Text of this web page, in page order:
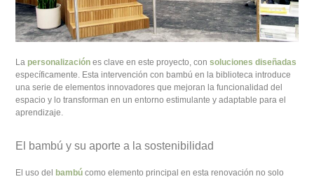
La personalización es clave en este proyecto, consoluciones diseñadas
específicamente. Esta intervención con bambú en la biblioteca introduce
una serie de elementos innovadores que mejoran la funcionalidad del
espacio y lo transforman en un entorno estimulante y adaptable para el
aprendizaje.
El bambú y su aporte a la sostenibilidad
El uso del bambú como elemento principal en esta renovación no solo